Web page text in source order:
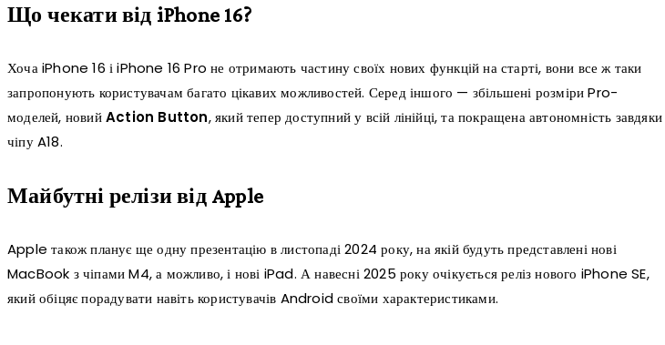
Що чекати від iPhone 16?
Хоча iPhone 16 і iPhone 16 Pro не отримають частину своїх нових функцій на старті, вони все ж таки
запропонують користувачам багато цікавих можливостей. Серед іншого — збільшені розміри Pro-
моделей, новийAction Button, який тепер доступний у всій лінійці, та покращена автономність завдяки
чіпу A18.
Майбутні релізи від Apple
Apple також планує ще одну презентацію в листопаді 2024 року, на якій будуть представлені нові
MacBook з чіпами M4, а можливо, і нові iPad. А навесні 2025 року очікується реліз нового iPhone SE,
який обіцяє порадувати навіть користувачів Android своїми характеристиками.